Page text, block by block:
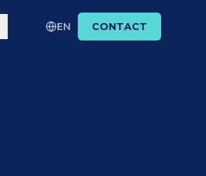
EN CONTACT